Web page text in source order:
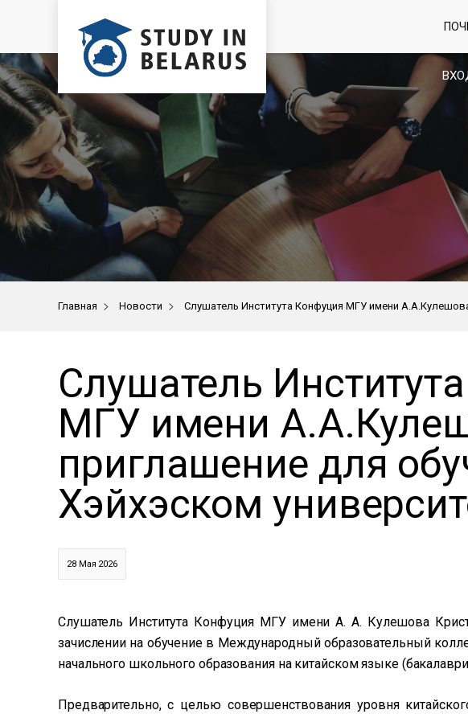
Главная > Новости > Слушатель Института Конфуция МГУ имени
Слушатель
МГУ имени
приглашение для
Хэйхэском
28 Мая 2026
Слушатель Института Конфуция МГУ имени А. А. Кулешова
зачислении на обучение в Международный образовательный
начального школьного образования на китайском языке
Предварительно, с целью совершенствования уровня